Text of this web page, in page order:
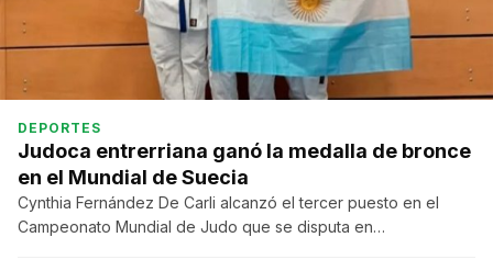
DEPORTES
Judoca entrerriana ganó la medalla de bronce
en el Mundial de Suecia
Cynthia Fernández De Carli alcanzó el tercer puesto en el
Campeonato Mundial de Judo que se disputa en…